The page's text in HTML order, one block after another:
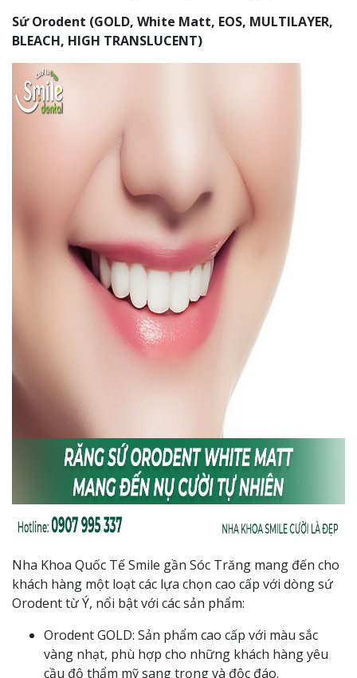
Sứ Orodent (GOLD, White Matt, EOS, MULTILAYER,
BLEACH, HIGH TRANSLUCENT)
Nha Khoa Quốc Tế Smile gần Sóc Trăng mang đến cho
khách hàng một loạt các lựa chọn cao cấp với dòng sứ
Orodent từ Ý, nổi bật với các sản phẩm:
Orodent GOLD: Sản phẩm cao cấp với màu sắc
vàng nhạt, phù hợp cho những khách hàng yêu
cầu độ thẩm mỹ sang trọng và độc đáo.